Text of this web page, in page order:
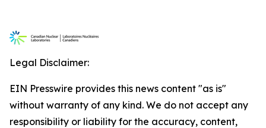
Legal Disclaimer:
EIN Presswire provides this news content "as is"
without warranty of any kind. We do not accept any
responsibility or liability for the accuracy, content,